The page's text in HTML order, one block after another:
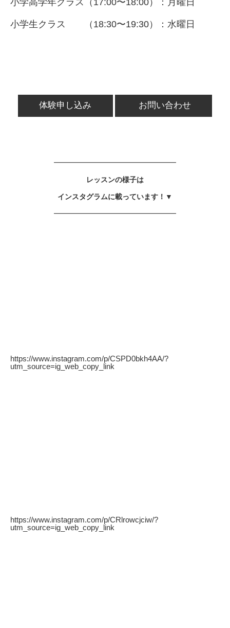
小学高学年クラス（17:00〜18:00）：月曜日
小学生クラス （18:30〜19:30）：水曜日
体験申し込み お問い合わせ
━━━━━━━━━━━━━━━━━
レッスンの様子は
インスタグラムに載っています！▼
━━━━━━━━━━━━━━━━━
https://www.instagram.com/p/CSPD0bkh4AA/?
utm_source=ig_web_copy_link
https://www.instagram.com/p/CRlrowcjciw/?
utm_source=ig_web_copy_link